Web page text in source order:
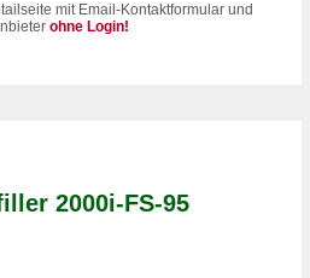
mit Email-Kontaktformular und
ohne Login!
2000i-FS-95